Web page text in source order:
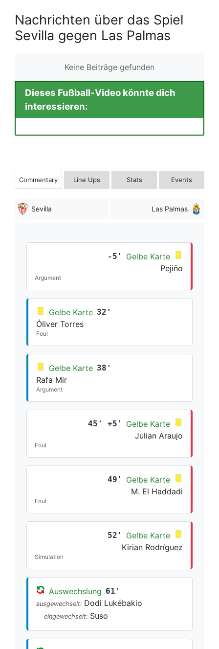
Nachrichten über das Spiel
Sevilla gegen Las Palmas
Keine Beiträge gefunden
Dieses Fußball-Video könnte dich
interessieren:
Commentary Line Ups Stats Events
Sevilla Las Palmas
-5'
Gelbe Karte
Pejiño
Argument
Gelbe Karte 32'
Óliver Torres
Foul
Gelbe Karte 38'
Rafa Mir
Argument
45' +5'
Gelbe Karte
Julian Araujo
Foul
49'
Gelbe Karte
M. El Haddadi
Foul
52'
Gelbe Karte
Kirian Rodríguez
Simulation
Auswechslung 61'
ausgewechselt: Dodi Lukébakio
eingewechselt: Suso